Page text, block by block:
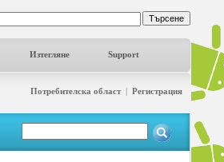
Изтегляне Support
Потребителска област| Регистрация